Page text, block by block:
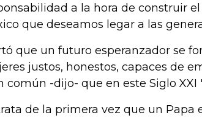
a la hora de construir
que deseamos legar a las
que un futuro esperanzador se
justos, honestos, capaces de
común -dijo- que en este Siglo
de la primera vez que un Papa